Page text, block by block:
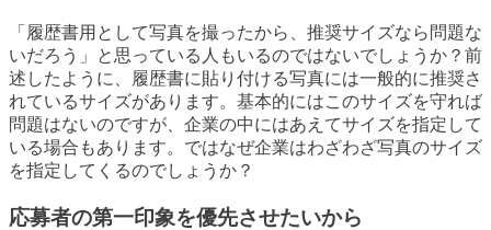
「履歴書用として写真を撮ったから、推奨サイズなら問題な
いだろう」と思っている人もいるのではないでしょうか？前
述したように、履歴書に貼り付ける写真には一般的に推奨さ
れているサイズがあります。基本的にはこのサイズを守れば
問題はないのですが、企業の中にはあえてサイズを指定して
いる場合もあります。ではなぜ企業はわざわざ写真のサイズ
を指定してくるのでしょうか？
応募者の第一印象を優先させたいから